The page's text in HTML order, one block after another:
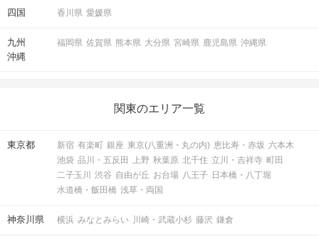
気軽にマッチング投票を♪
四国 香川県 愛媛県
九州
沖縄
福岡県 佐賀県 熊本県 大分県 宮崎県 鹿児島県 沖縄県
関東のエリア一覧
東京都 新宿 有楽町 銀座 東京(八重洲・丸の内) 恵比寿・赤坂 六本木
池袋 品川・五反田 上野 秋葉原 北千住 立川・吉祥寺 町田
二子玉川
渋谷 自由が丘 お台場 八王子 日本橋・八丁堀
水道橋・飯田橋 浅草・両国
神奈川県 横浜 みなとみらい 川崎・武蔵小杉 藤沢 鎌倉